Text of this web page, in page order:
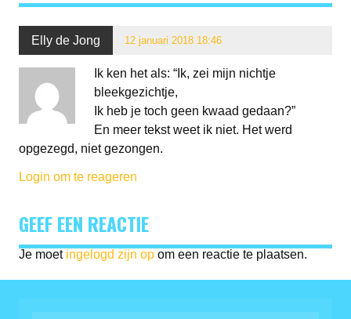
Elly de Jong 12 januari 2018 18:46
Ik ken het als: “Ik, zei mijn nichtje
bleekgezichtje,
Ik heb je toch geen kwaad gedaan?”
En meer tekst weet ik niet. Het werd
opgezegd, niet gezongen.
Login om te reageren
GEEF EEN REACTIE
Je moet ingelogd zijn op om een reactie te plaatsen.